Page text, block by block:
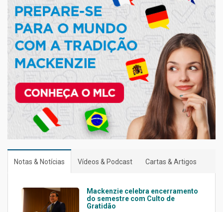
Notas & Notícias Vídeos & Podcast Cartas & Artigos
Mackenzie celebra encerramento
do semestre com Culto de
Gratidão